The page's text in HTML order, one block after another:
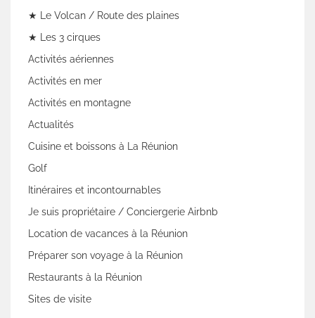
★ Le Volcan / Route des plaines
★ Les 3 cirques
Activités aériennes
Activités en mer
Activités en montagne
Actualités
Cuisine et boissons à La Réunion
Golf
Itinéraires et incontournables
Je suis propriétaire / Conciergerie Airbnb
Location de vacances à la Réunion
Préparer son voyage à la Réunion
Restaurants à la Réunion
Sites de visite